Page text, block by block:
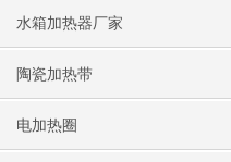
水箱加热器厂家
陶瓷加热带
电加热圈